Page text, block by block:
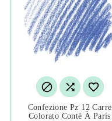
  
Confezione Pz 12 Carre
Colorato Contè À Paris